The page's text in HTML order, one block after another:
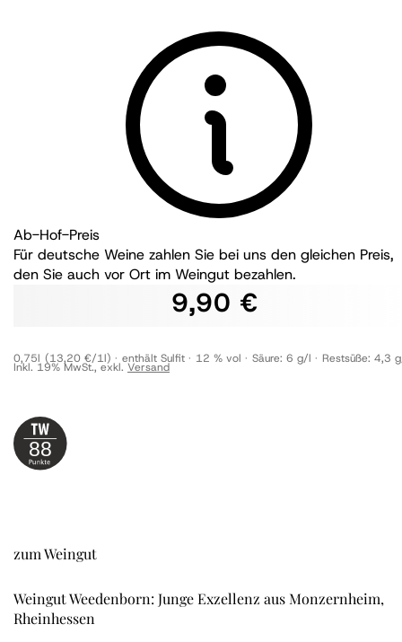
Ab-Hof-Preis
Für deutsche Weine zahlen Sie bei uns den gleichen Preis,
den Sie auch vor Ort im Weingut bezahlen.
9,90 €
Inkl. 19% MwSt.,exkl.Versand
0,75l (13,20 €/1l) enthält Sulfit 12 % vol Säure: 6 g/l Restsüße: 4,3
88
zum Weingut
Weingut Weedenborn: Junge Exzellenz aus Monzernheim,
Rheinhessen